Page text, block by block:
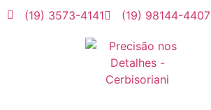
(19) 3573-4141 (19) 98144-4407